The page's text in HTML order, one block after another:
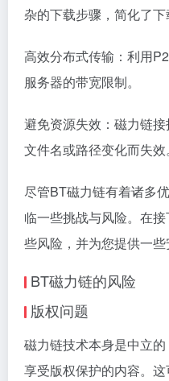
杂的下载步骤，简化了下
高效分布式传输：利用
服务器的带宽限制。
避免资源失效：磁力链
文件名或路径变化而失效。
尽管BT磁力链有着诸多
临一些挑战与风险。在
些风险，并为您提供一些
BT磁力链的风险
版权问题
磁力链技术本身是中立
享受版权保护的内容。